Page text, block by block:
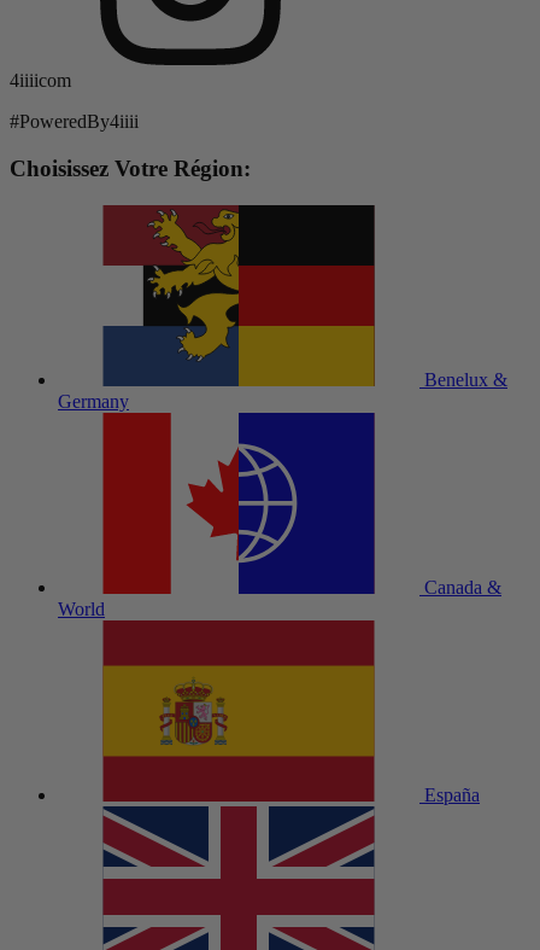
4iiiicom
#PoweredBy4iiii
Choisissez Votre Région:
Benelux &
Germany
Canada &
World
España